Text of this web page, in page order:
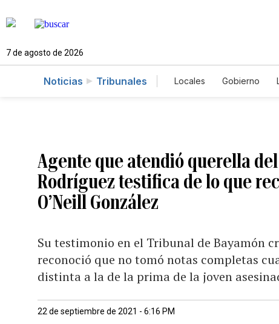
7 de agosto de 2026
Noticias Tribunales Locales Gobierno
Agente que atendió querella
Rodríguez testifica de lo que
O’Neill González
Su testimonio en el Tribunal de Bayamón
reconoció que no tomó notas completas
distinta a la de la prima de la joven
22 de septiembre de 2021 - 6:16 PM